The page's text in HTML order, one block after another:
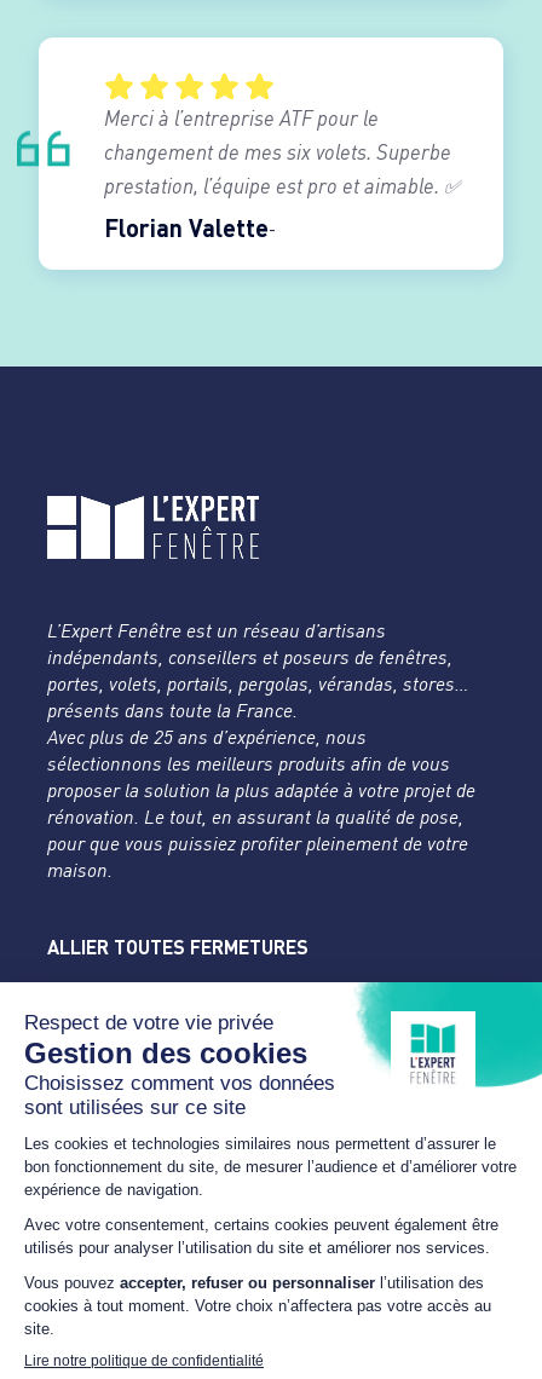
Florian Valette
Merci à l’entreprise ATF pour le
changement de mes six volets. Superbe
prestation, l’équipe est pro et aimable. ✅
L’Expert Fenêtre est un réseau d’artisans
indépendants, conseillers et poseurs de fenêtres,
portes, volets, portails, pergolas, vérandas, stores…
présents dans toute la France.
Avec plus de 25 ans d’expérience, nous
sélectionnons les meilleurs produits afin de vous
proposer la solution la plus adaptée à votre projet de
rénovation. Le tout, en assurant la qualité de pose,
pour que vous puissiez profiter pleinement de votre
maison.
ALLIER TOUTES FERMETURES
Allier
Rue du Parc de la Mothe
03400 YZEURE
lexpertfenetre-atf@orange.fr
HORAIRES
Du lundi au samedi SUR RDV
NOUS SUIVRE